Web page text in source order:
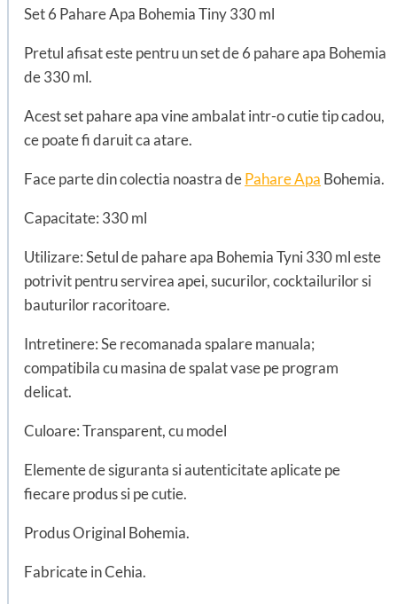
Set 6 Pahare Apa Bohemia Tiny 330 ml
Pretul afisat este pentru un set de 6 pahare apa Bohemia
de 330 ml.
Acest set pahare apa vine ambalat intr-o cutie tip cadou,
ce poate fi daruit ca atare.
Face parte din colectia noastra dePahare Apa Bohemia.
Capacitate: 330 ml
Utilizare: Setul de pahare apa Bohemia Tyni 330 ml este
potrivit pentru servirea apei, sucurilor, cocktailurilor si
bauturilor racoritoare.
Intretinere: Se recomanada spalare manuala;
compatibila cu masina de spalat vase pe program
delicat.
Culoare: Transparent, cu model
Elemente de siguranta si autenticitate aplicate pe
fiecare produs si pe cutie.
Produs Original Bohemia.
Fabricate in Cehia.